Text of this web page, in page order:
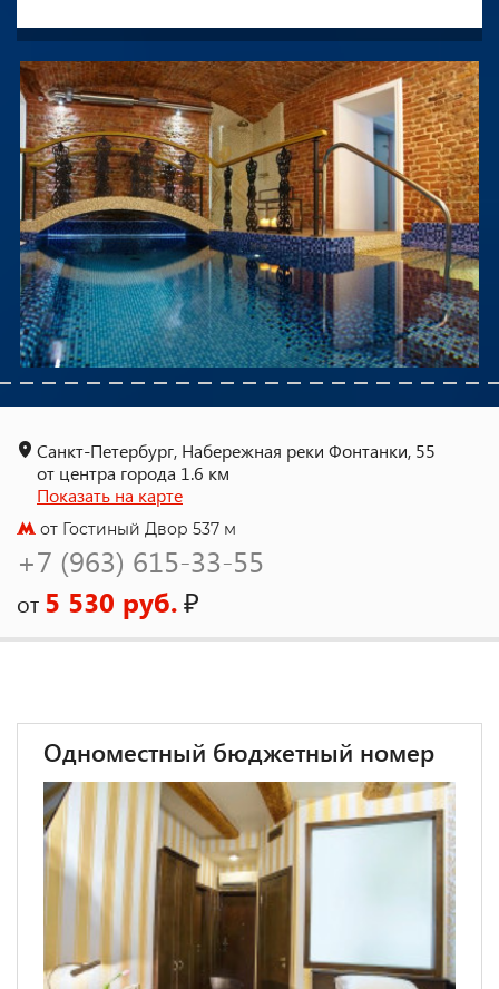
Санкт-Петербург, Набережная реки Фонтанки, 55
от центра города 1.6 км
Показать на карте
от Гостиный Двор 537 м
+7 (963) 615-33-55
от 5 530 руб.₽
Одноместный бюджетный номер